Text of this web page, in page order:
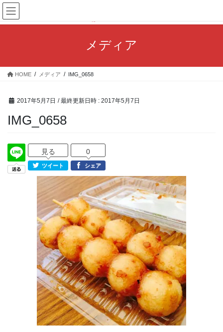
コ
ン
テ
ス
ナ
ビ
ゲ
ン
メディア
HOME メディア IMG_0658
2017年5月7日 / 最終更新日時 : 2017年5月7日
IMG_0658
見る
ツイート
0
シェア